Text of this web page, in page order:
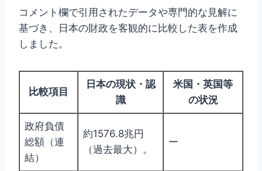
コメント欄で引用されたデータや専門的な見解に
基づき、日本の財政を客観的に比較した表を作成
しました。
比較項目
日本の現状・認
識
米国・英国等
の状況
政府負債
総額（連
結）
約1576.8兆円
（過去最大）。
ー